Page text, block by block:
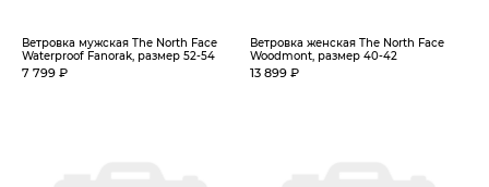
Ветровка мужская The North Face
Waterproof Fanorak, размер 52-54
7 799 ₽
Ветровка женская The North Face
Woodmont, размер 40-42
13 899 ₽